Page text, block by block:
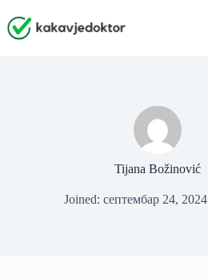
to
content
Tijana Božinović
Joined: септембар 24, 2024